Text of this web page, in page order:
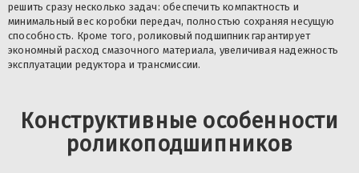
решить сразу несколько задач: обеспечить компактность и
минимальный вес коробки передач, полностью сохраняя несущую
способность. Кроме того, роликовый подшипник гарантирует
экономный расход смазочного материала, увеличивая надежность
эксплуатации редуктора и трансмиссии.
Конструктивные особенности
роликоподшипников